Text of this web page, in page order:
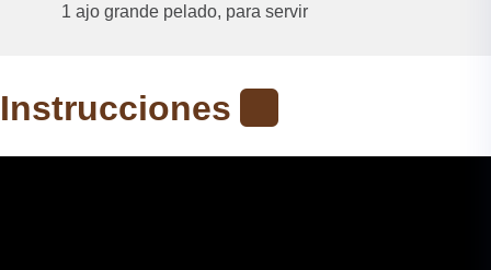
1 ajo grande pelado, para servir
Instrucciones